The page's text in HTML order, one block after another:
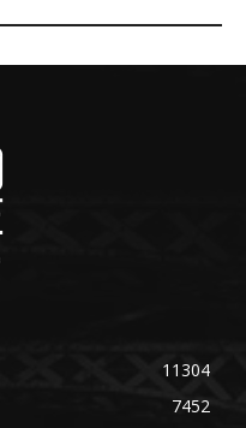
11304
7452